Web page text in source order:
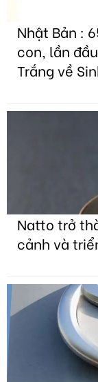
Nhật Bản :
con, lần
Trắng về
Natto trở
cảnh và